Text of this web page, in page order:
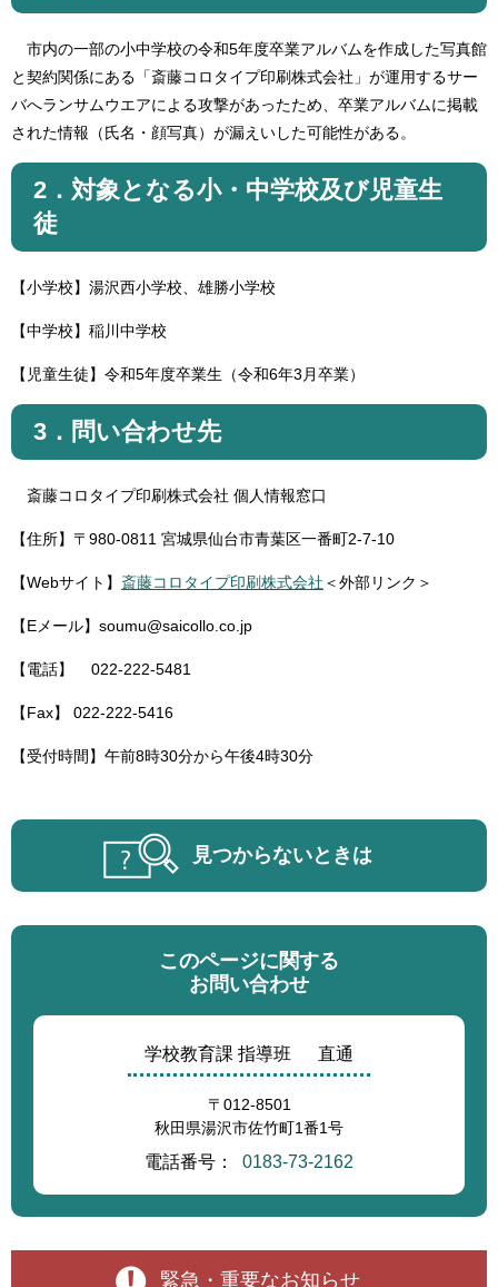
市内の一部の小中学校の令和5年度卒業アルバムを作成した写真館
と契約関係にある「斎藤コロタイプ印刷株式会社」が運用するサー
バへランサムウエアによる攻撃があったため、卒業アルバムに掲載
された情報（氏名・顔写真）が漏えいした可能性がある。
2．対象となる小・中学校及び児童生
徒
【小学校】湯沢西小学校、雄勝小学校
【中学校】稲川中学校
【児童生徒】令和5年度卒業生（令和6年3月卒業）
3．問い合わせ先
斎藤コロタイプ印刷株式会社 個人情報窓口
【住所】〒980-0811 宮城県仙台市青葉区一番町2-7-10
【Webサイト】 斎藤コロタイプ印刷株式会社 ＜外部リンク＞
【Eメール】soumu@saicollo.co.jp
【電話】 022-222-5481
【Fax】 022-222-5416
【受付時間】午前8時30分から午後4時30分
見つからないときは
このページに関する
お問い合わせ
学校教育課 指導班 直通
〒012-8501
秋田県湯沢市佐竹町1番1号
電話番号： 0183-73-2162
緊急・重要なお知らせ